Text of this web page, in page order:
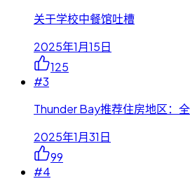
关于学校中餐馆吐槽
2025年1月15日
125
#3
Thunder Bay推荐住房地区：
2025年1月31日
99
#4